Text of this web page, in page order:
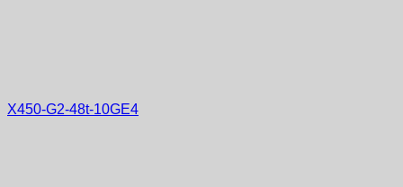
X450-G2-48t-10GE4